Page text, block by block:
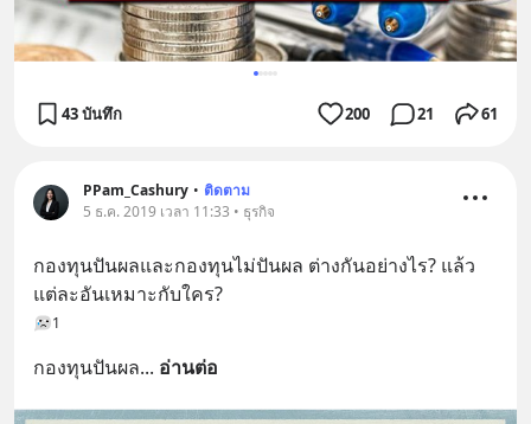
43 บันทึก 200 21 61
PPam_Cashury • ติดตาม
5 ธ.ค. 2019 เวลา 11:33 • ธุรกิจ
กองทุนปันผลและกองทุนไม่ปันผล ต่างกันอย่างไร? แล้ว
แต่ละอันเหมาะกับใคร?
1
กองทุนปันผล... อ่านต่อ